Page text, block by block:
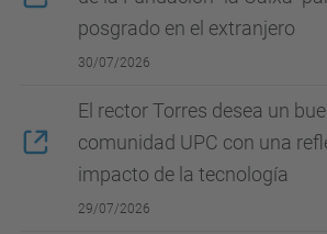
posgrado en el extranjero
30/07/2026
El rector Torres desea un
comunidad UPC con una
impacto de la tecnología
29/07/2026